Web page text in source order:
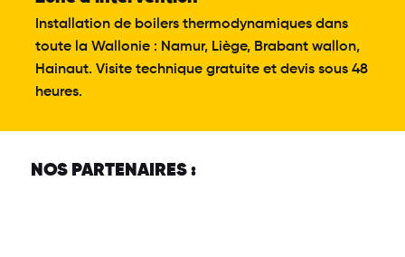
NOS PARTENAIRES :
Installation de boilers thermodynamiques dans
toute la Wallonie : Namur, Liège, Brabant wallon,
Hainaut. Visite technique gratuite et devis sous 48
heures.